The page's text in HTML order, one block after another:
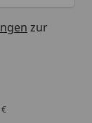
zur